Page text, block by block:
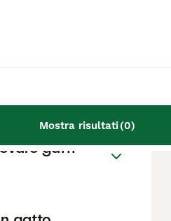
Mostra risultati(0)
gatti